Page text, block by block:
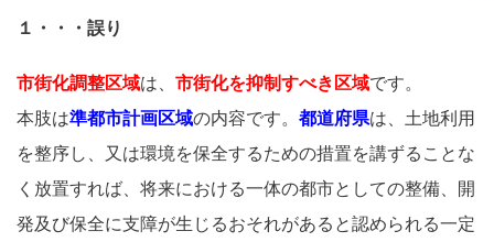
１・・・誤り
市街化調整区域は、 市街化を抑制すべき区域です。
本肢は準都市計画区域の内容です。 都道府県は、 土地利用
を整序し、又は環境を保全するための措置を講ずることな
く放置すれば、将来における一体の都市としての整備、開
発及び保全に支障が生じるおそれがあると認められる一定